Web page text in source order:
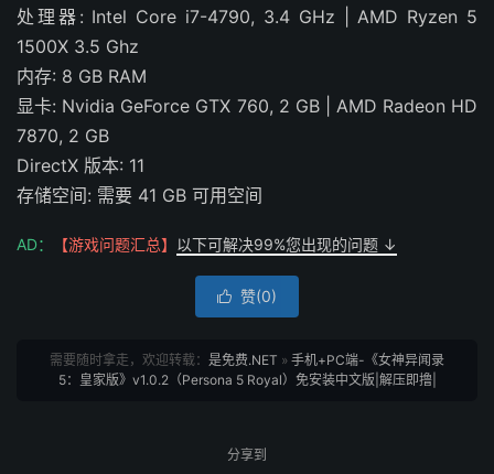
处理器: Intel Core i7-4790, 3.4 GHz | AMD Ryzen 5
1500X 3.5 Ghz
内存: 8 GB RAM
显卡: Nvidia GeForce GTX 760, 2 GB | AMD Radeon HD
7870, 2 GB
DirectX 版本: 11
存储空间: 需要 41 GB 可用空间
AD： 【游戏问题汇总】 以下可解决99%您出现的问题 ↓
 赞(0)
需要随时拿走，欢迎转载： 是免费.NET » 手机+PC端-《女神异闻录
5：皇家版》v1.0.2（Persona 5 Royal）免安装中文版|解压即撸|
分享到